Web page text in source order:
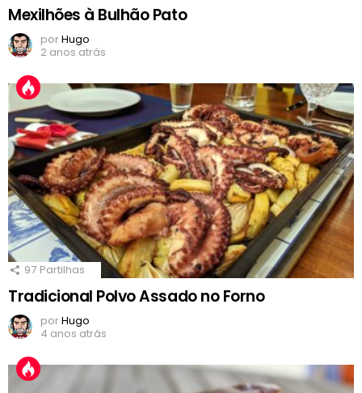
Mexilhões à Bulhão Pato
porHugo
2 anos atrás
97 Partilhas
Tradicional Polvo Assado no Forno
porHugo
4 anos atrás